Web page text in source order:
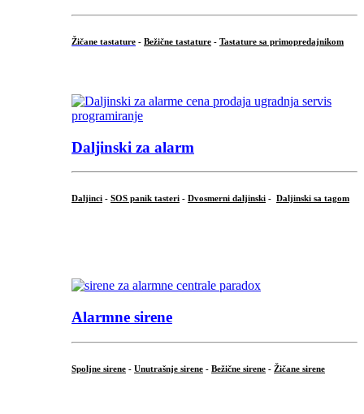
Žičane tastature - Bežične tastature - Tastature sa primopredajnikom
Daljinski za alarm
Daljinci - SOS panik tasteri - Dvosmerni daljinski - Daljinski sa tagom
Alarmne sirene
Spoljne sirene - Unutrašnje sirene - Bežične sirene - Žičane sirene